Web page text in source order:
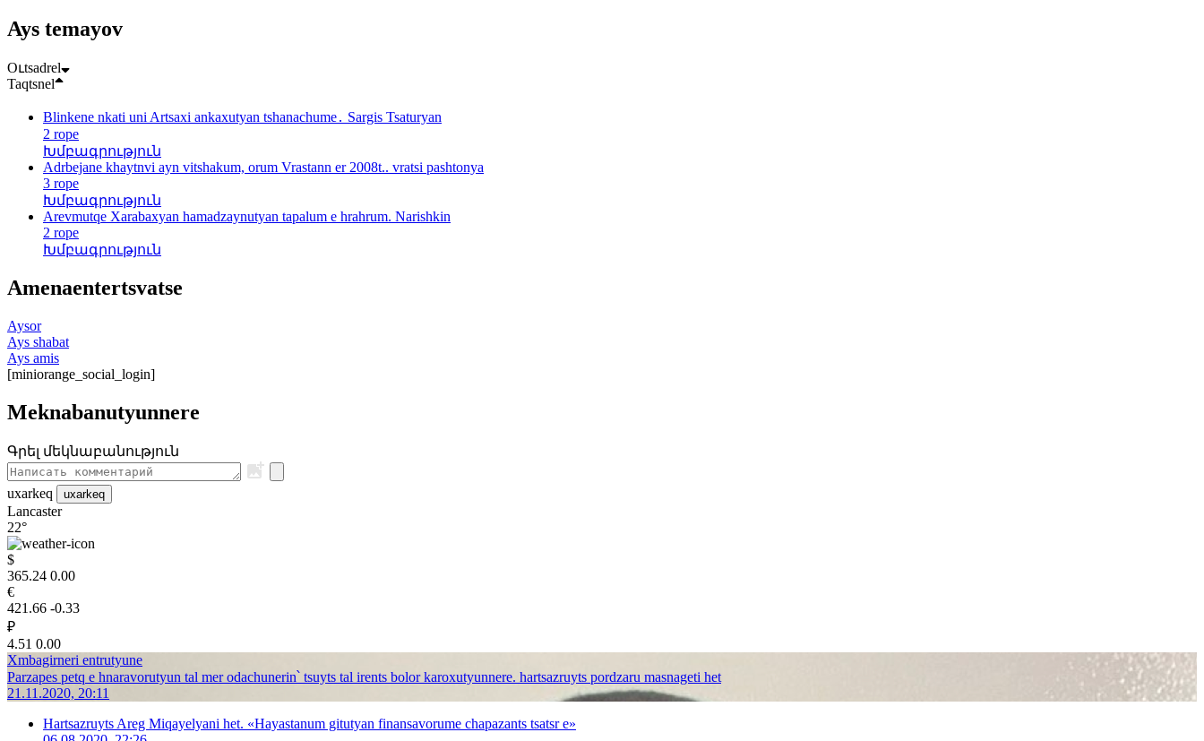
Ays temayov
Oւtsadrel
Taqtsnel
Blinkene nkati uni Artsaxi ankaxutyan tshanachume․ Sargis Tsaturyan
2 rope
Խմբագրություն
Adrbejane khaytnvi ayn vitshakum, orum Vrastann er 2008t.. vratsi pashtonya
3 rope
Խմբագրություն
Arevmutqe Xarabaxyan hamadzaynutyan tapalum e hrahrum. Narishkin
2 rope
Խմբագրություն
Amenaentertsvatse
Aysor
Ays shabat
Ays amis
[miniorange_social_login]
Meknabanutyunnere
Գրել մեկնաբանություն
uxarkeq uxarkeq
Lancaster
22°
$
365.24 0.00
€
421.66 -0.33
₽
4.51 0.00
Xmbagirneri entrutyune
Parzapes petq e hnaravorutyun tal mer odachunerin՝ tsuyts tal irents bolor karoxutyunnere. hartsazruyts pordzaru masnageti het
21.11.2020, 20:11
Hartsazruyts Areg Miqayelyani het. «Hayastanum gitutyan finansavorume chapazants tsatsr e»